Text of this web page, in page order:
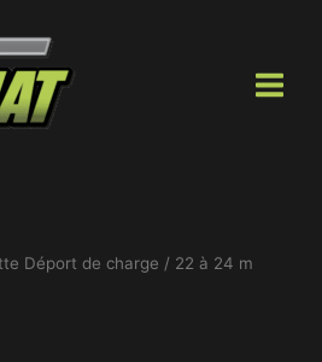
Déport de charge / 22 à 24 m